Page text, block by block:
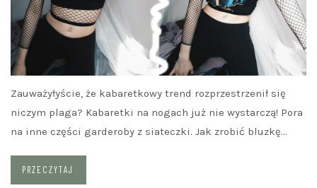
Zauważyłyście, że kabaretkowy trend rozprzestrzenił się
niczym plaga? Kabaretki na nogach już nie wystarczą! Pora
na inne części garderoby z siateczki. Jak zrobić bluzkę…
PRZECZYTAJ